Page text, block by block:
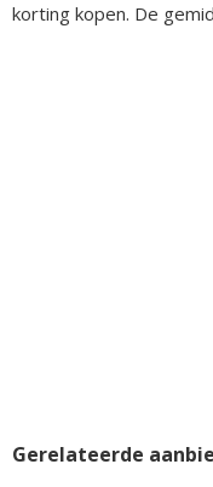
korting kopen. De
Gerelateerde